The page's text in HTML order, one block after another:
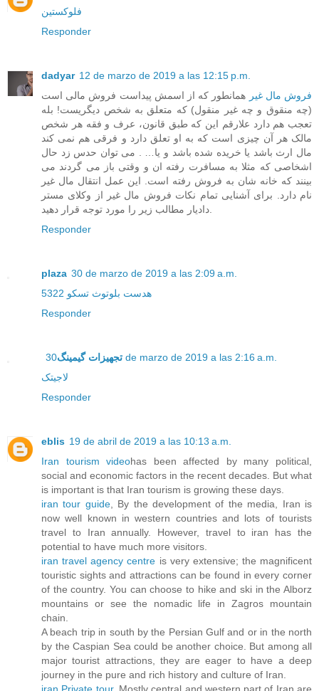
فلوکستین
Responder
dadyar 12 de marzo de 2019 a las 12:15 p.m.
فروش مال غیر همانطور که از اسمش پیداست فروش مالی است
(چه منقوق و چه غیر منقول) که متعلق به شخص دیگریست! بله
تعجب هم دارد علارقم این که طبق قانون، عرف و فقه هر شخص
مالک هر آن چیزی است که به او تعلق دارد و فرقی هم نمی کند
مال ارث باشد یا خریده شده باشد و یا… . می توان حدس زد حال
اشخاصی که مثلا به مسافرت رفته ان و وقتی باز می گردند می
بینند که خانه شان به فروش رفته است. این عمل انتقال مال غیر
نام دارد. برای آشنایی تمام نکات فروش مال غیر از وکلای مستر
دادیار مطالب زیر را مورد توجه قرار دهید.
Responder
plaza 30 de marzo de 2019 a las 2:09 a.m.
هدست بلوتوث تسکو 5322
Responder
تجهیزات گیمینگ 30 de marzo de 2019 a las 2:16 a.m.
لاجیتک
Responder
eblis 19 de abril de 2019 a las 10:13 a.m.
Iran tourism videohas been affected by many political,
social and economic factors in the recent decades. But what
is important is that Iran tourism is growing these days.
iran tour guide, By the development of the media, Iran is
now well known in western countries and lots of tourists
travel to Iran annually. However, travel to iran has the
potential to have much more visitors.
iran travel agency centre is very extensive; the magnificent
touristic sights and attractions can be found in every corner
of the country. You can choose to hike and ski in the Alborz
mountains or see the nomadic life in Zagros mountain
chain.
A beach trip in south by the Persian Gulf and or in the north
by the Caspian Sea could be another choice. But among all
major tourist attractions, they are eager to have a deep
journey in the pure and rich history and culture of Iran.